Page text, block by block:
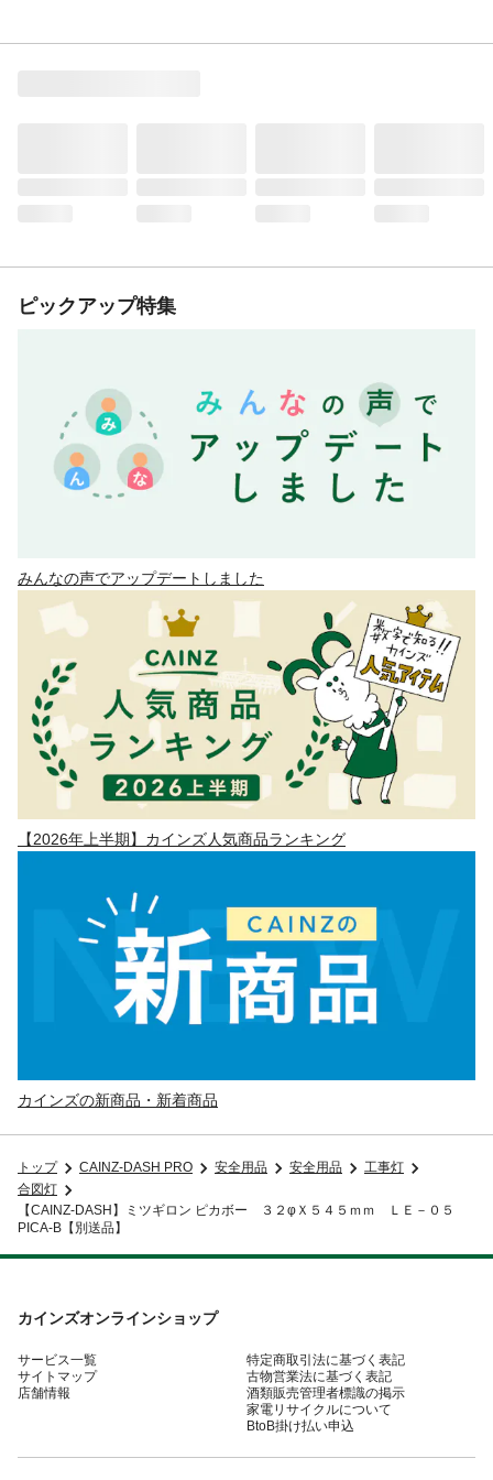
ピックアップ特集
みんなの声でアップデートしました
【2026年上半期】カインズ人気商品ランキング
カインズの新商品・新着商品
トップ CAINZ-DASH PRO 安全用品 安全用品
工事灯
合図灯
【CAINZ-DASH】ミツギロン ピカボー ３２φＸ５４５ｍｍ ＬＥ－０５
PICA-B【別送品】
カインズオンラインショップ
サービス一覧
サイトマップ
店舗情報
特定商取引法に基づく表記
古物営業法に基づく表記
酒類販売管理者標識の掲示
家電リサイクルについて
BtoB掛け払い申込